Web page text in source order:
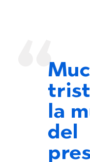
la
del